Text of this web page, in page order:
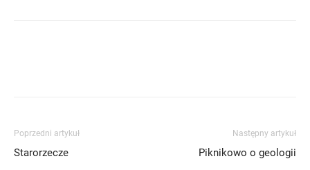
Poprzedni artykuł
Starorzecze
Następny artykuł
Piknikowo o geologii